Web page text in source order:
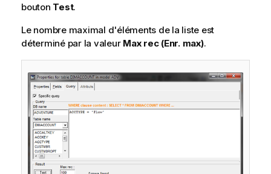
bouton Test.
Le nombre maximal d'éléments de la liste est
déterminé par la valeur Max rec (Enr. max).